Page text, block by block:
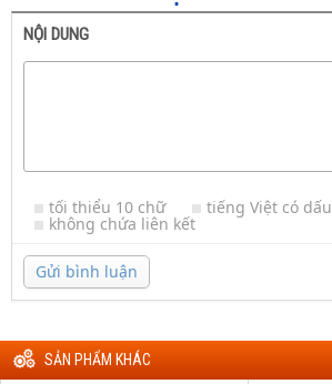
NỘI DUNG
tối thiểu 10 chữ tiếng Việt có dấu
không chứa liên kết
Gửi bình luận
SẢN PHẨM KHÁC